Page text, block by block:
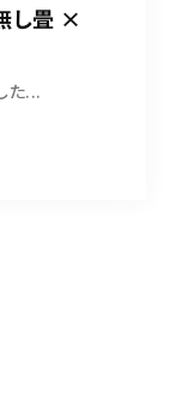
し畳 ×
た...